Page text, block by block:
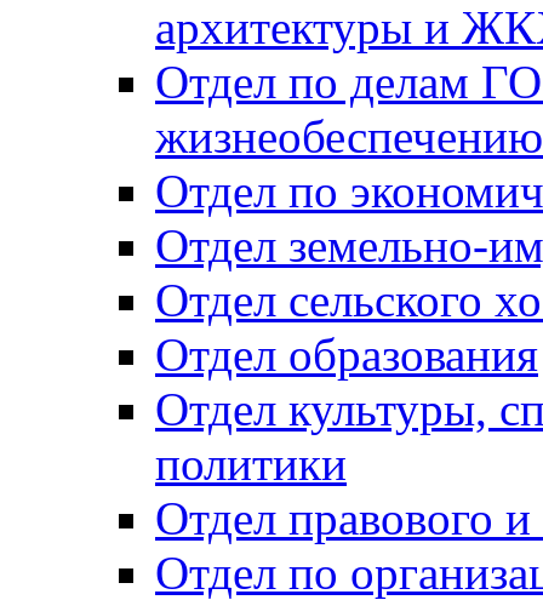
архитектуры и
Отдел по делам
Отдел по
Отдел земельно-
Отдел сельского
Отдел образования
Отдел культуры,
политики
Отдел правового
Отдел по